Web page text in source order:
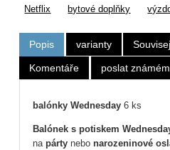
Netflix bytové doplňky
Popis varianty
Komentáře poslat
balónky Wednesday 6 ks
Balónek s potiskem
napárty nebonarozeninové